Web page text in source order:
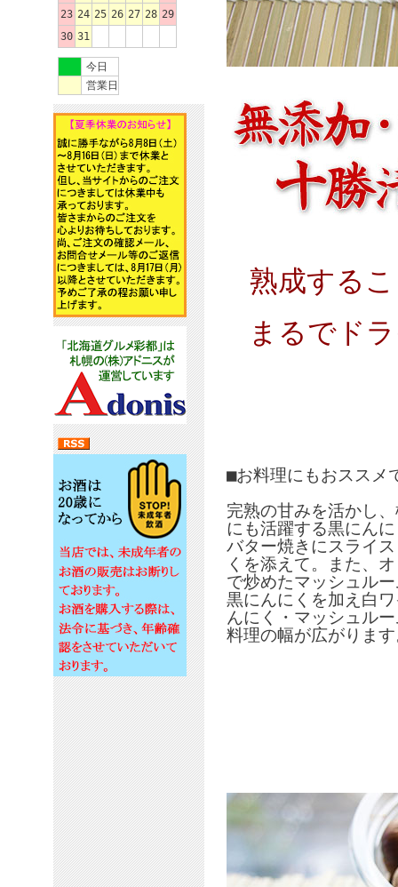
23 24 25 26 27 28 29
30 31
今日
営業日
熟成する
まるでド
■お料理にもおススメ
完熟の甘みを活かし
にも活躍する黒にん
バター焼きにスライ
くを添えて。また、
で炒めたマッシュル
黒にんにくを加え白
んにく・マッシュル
料理の幅が広がりま